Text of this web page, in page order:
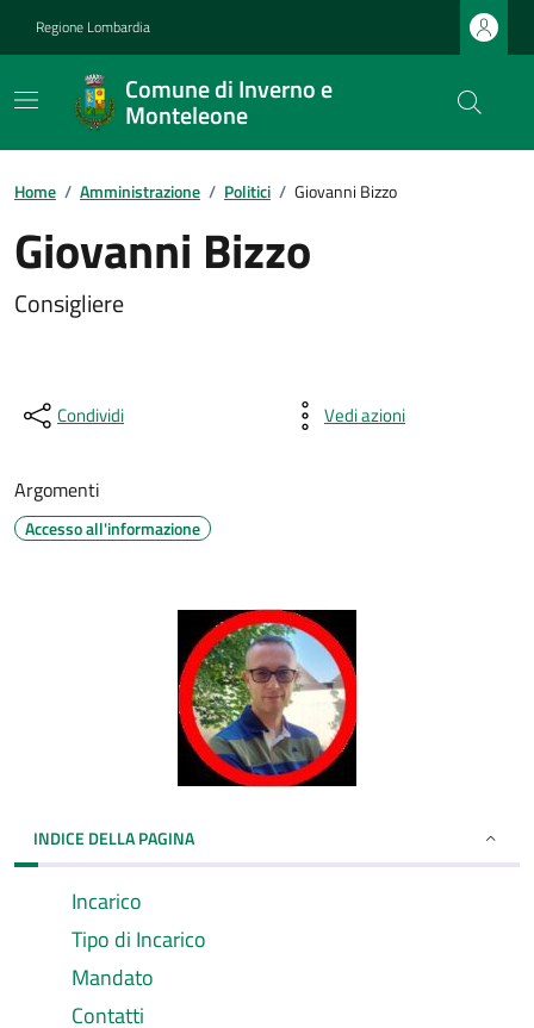
Regione Lombardia
Comune di Inverno e
Monteleone
Home / Amministrazione / Politici / Giovanni Bizzo
Giovanni Bizzo
Consigliere
Condividi Vedi azioni
Argomenti
Accesso all'informazione
INDICE DELLA PAGINA
Incarico
Tipo di Incarico
Mandato
Contatti